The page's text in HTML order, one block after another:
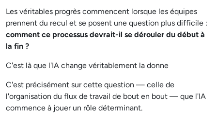
Les véritables progrès commencent lorsque les équipes
prennent du recul et se posent une question plus difficile :
comment ce processus devrait-il se dérouler du début à
la fin ?
C'est là que l'IA change véritablement la donne
C'est précisément sur cette question — celle de
l'organisation du flux de travail de bout en bout — que l'IA
commence à jouer un rôle déterminant.